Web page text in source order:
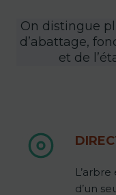
On distingue
d’abattage,
et de
d’un